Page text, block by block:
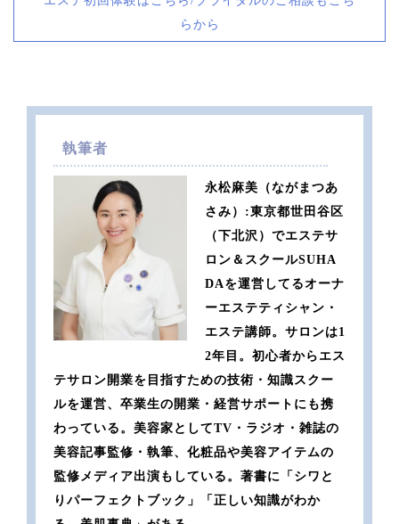
らから
執筆者
永松麻美（ながまつあ
さみ）:東京都世田谷区
（下北沢）でエステサ
ロン＆スクールSUHA
DAを運営してるオーナ
ーエステティシャン・
エステ講師。サロンは1
2年目。初心者からエス
テサロン開業を目指すための技術・知識スクー
ルを運営、卒業生の開業・経営サポートにも携
わっている。美容家としてTV・ラジオ・雑誌の
美容記事監修・執筆、化粧品や美容アイテムの
監修メディア出演もしている。著書に「シワと
りパーフェクトブック」「正しい知識がわか